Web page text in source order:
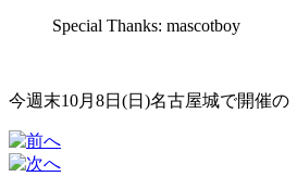
Special Thanks: mascotboy
今週末10月8日(日)名古屋城で開催